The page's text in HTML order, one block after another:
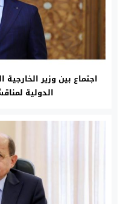
اجتماع بين وزير
الدولية